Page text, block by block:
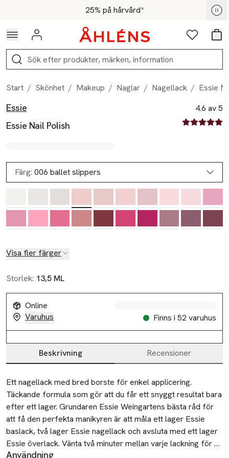
Hoppa till navigationsmenyn25% på hårvård*
För medlemmar - Shoppa nu
Logga in Favoriter
Sök
Start / Skönhet / Makeup / Naglar / Nagellack / Essie
Produktbilder
Hoppa över bildspelet
Essie
Essie Nail Polish
4.6 av 5
4.6 av fem
Färg: 006 ballet slippers
Visa fler färger
Storlek: 13,5 ML
Online
Varuhus
Finns i 52 varuhus
Produktinformation
Beskrivning Recensioner
Beskrivning
Ett nagellack med bred borste för enkel applicering.
Täckande formula som gör att du får ett snyggt resultat bara
efter ett lager. Grundaren Essie Weingartens bästa råd för
att få den perfekta manikyren är att måla ett lager Essie
baslack, två lager Essie nagellack och avsluta med ett lager
Essie överlack. Vänta två minuter mellan varje lackning för
Användning